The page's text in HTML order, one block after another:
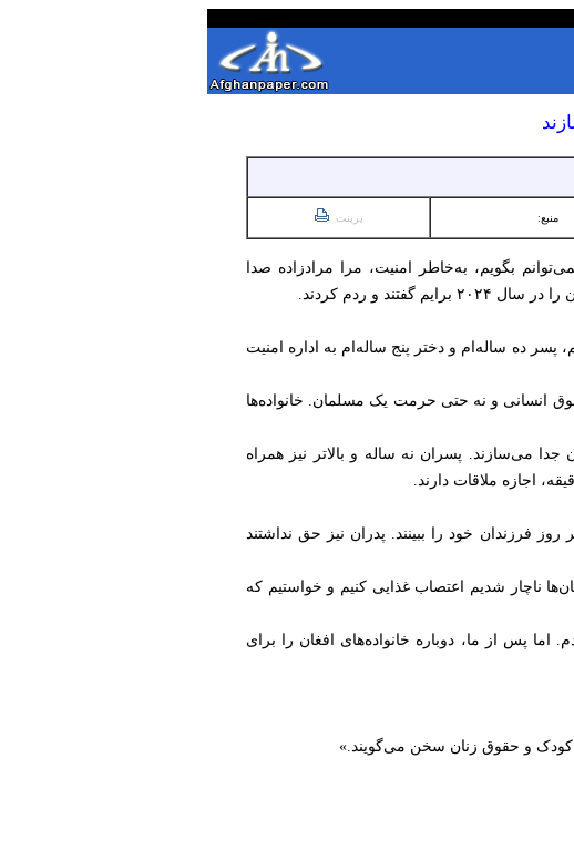
منبع: پرینت
بگویم، به‌خاطر امنیت، مرا مرادزاده صدا
ده ساله‌ام و دختر پنج ساله‌ام به اداره امنیت
انسانی و نه حتی حرمت یک مسلمان. خانواده‌ها
می‌سازند. پسران نه ساله و بالاتر نیز همراه
فرزندان خود را ببینند. پدران نیز حق نداشتند
ناچار شدیم اعتصاب غذایی کنیم و خواستیم که
از کمپ آنا اوتکوی استانبول آزاد شدم. اما پس از ما، دوباره خانواده‌های افغان را برای
کودک و حقوق زنان سخن می‌گویند.»